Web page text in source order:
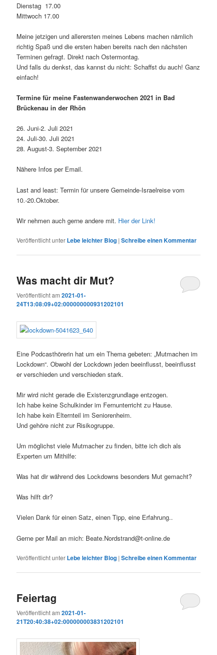
Dienstag 17.00
Mittwoch 17.00
Meine jetzigen und allerersten meines Lebens machen nämlich
richtig Spaß und die ersten haben bereits nach den nächsten
Terminen gefragt. Direkt nach Ostermontag.
Und falls du denkst, das kannst du nicht: Schaffst du auch! Ganz
einfach!
Termine für meine Fastenwanderwochen 2021 in Bad
Brückenau in der Rhön
26. Juni-2. Juli 2021
24. Juli-30. Juli 2021
28. August-3. September 2021
Nähere Infos per Email.
Last and least: Termin für unsere Gemeinde-Israelreise vom
10.-20.Oktober.
Wir nehmen auch gerne andere mit. Hier der Link!
Veröffentlicht unter Lebe leichter Blog |Schreibe einen Kommentar
Was macht dir Mut?
Veröffentlicht am2021-01-
24T13:08:09+02:000000000931202101
Eine Podcasthörerin hat um ein Thema gebeten: „Mutmachen im
Lockdown“. Obwohl der Lockdown jeden beeinflusst, beeinflusst
er verschieden und verschieden stark.
Mir wird nicht gerade die Existenzgrundlage entzogen.
Ich habe keine Schulkinder im Fernunterricht zu Hause.
Ich habe kein Elternteil im Seniorenheim.
Und gehöre nicht zur Risikogruppe.
Um möglichst viele Mutmacher zu finden, bitte ich dich als
Experten um Mithilfe:
Was hat dir während des Lockdowns besonders Mut gemacht?
Was hilft dir?
Vielen Dank für einen Satz, einen Tipp, eine Erfahrung..
Gerne per Mail an mich: Beate.Nordstrand@t-online.de
Veröffentlicht unter Lebe leichter Blog |Schreibe einen Kommentar
Feiertag
Veröffentlicht am2021-01-
21T20:40:38+02:000000003831202101